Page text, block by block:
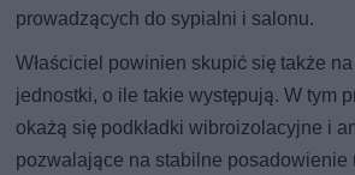
prowadzących do sypialni i salonu.
Właściciel powinien skupić się także
jednostki, o ile takie występują. W tym
okażą się podkładki wibroizolacyjne i
pozwalające na stabilne posadowienie